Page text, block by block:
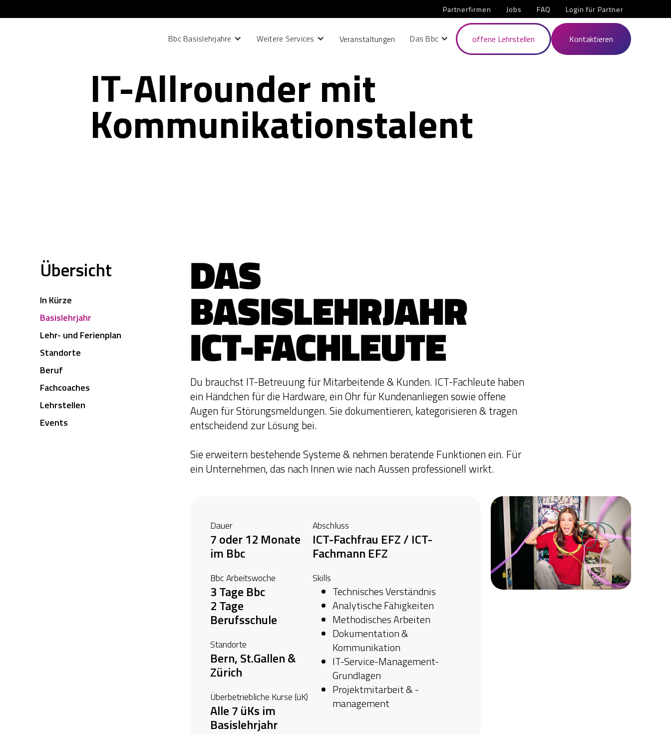
Partnerfirmen Jobs FAQ Login für Partner
Bbc Basislehrjahre Weitere Services Veranstaltungen Das Bbc offene Lehrstellen Kontaktieren
IT-Allrounder mit
Kommunikationstalent
Übersicht
In Kürze
Basislehrjahr
Lehr- und Ferienplan
Standorte
Beruf
Fachcoaches
Lehrstellen
Events
DAS
BASISLEHRJAHR
ICT-FACHLEUTE
Du brauchst IT-Betreuung für Mitarbeitende & Kunden. ICT-Fachleute haben
ein Händchen für die Hardware, ein Ohr für Kundenanliegen sowie offene
Augen für Störungsmeldungen. Sie dokumentieren, kategorisieren & tragen
entscheidend zur Lösung bei.
Sie erweitern bestehende Systeme & nehmen beratende Funktionen ein. Für
ein Unternehmen, das nach Innen wie nach Aussen professionell wirkt.
Dauer
7 oder 12 Monate
im Bbc
Bbc Arbeitswoche
3 Tage Bbc
2 Tage
Berufsschule
Standorte
Bern, St.Gallen &
Zürich
Überbetriebliche Kurse (üK)
Alle 7 üKs im
Basislehrjahr
Abschluss
ICT-Fachfrau EFZ / ICT-
Fachmann EFZ
Skills
Technisches Verständnis
Analytische Fähigkeiten
Methodisches Arbeiten
Dokumentation &
Kommunikation
IT-Service-Management-
Grundlagen
Projektmitarbeit & -
management